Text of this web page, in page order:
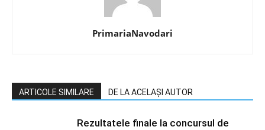
PrimariaNavodari
ARTICOLE SIMILARE DE LA ACELAȘI AUTOR
Rezultatele finale la concursul de